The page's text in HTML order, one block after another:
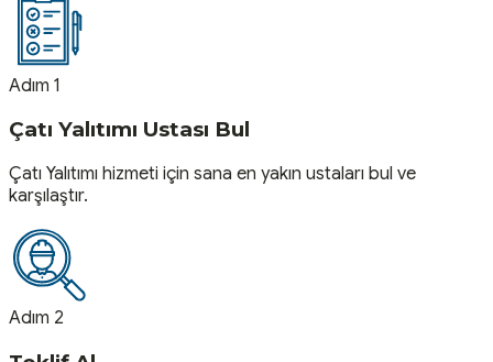
Adım 1
Çatı Yalıtımı Ustası Bul
Çatı Yalıtımı hizmeti için sana en yakın ustaları bul ve
karşılaştır.
Adım 2